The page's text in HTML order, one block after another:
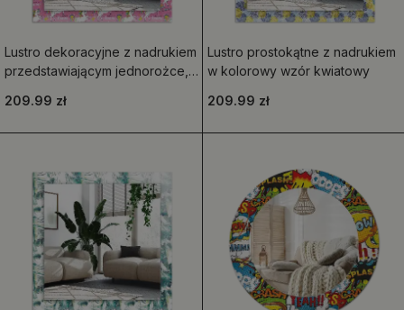
Lustro dekoracyjne z nadrukiem
przedstawiającym jednorożce,
209.99 zł
Lustro prostokątne z nadrukiem
w kolorowy wzór kwiatowy
209.99 zł